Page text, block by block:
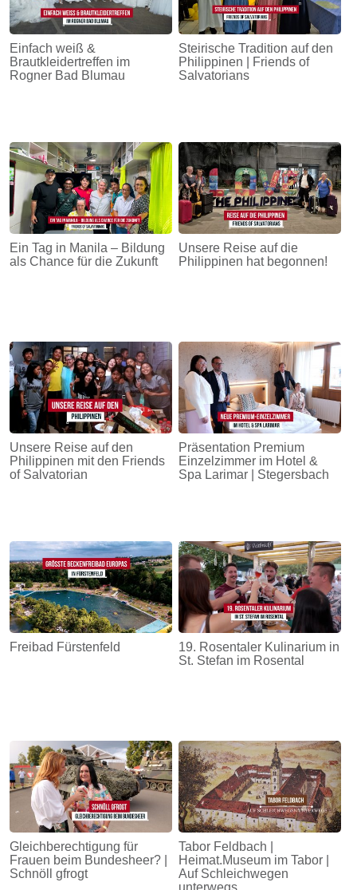
Einfach weiß &
Brautkleidertreffen im
Rogner Bad Blumau
Steirische Tradition auf den
Philippinen | Friends of
Salvatorians
Ein Tag in Manila – Bildung
als Chance für die Zukunft
Unsere Reise auf die
Philippinen hat begonnen!
Unsere Reise auf den
Philippinen mit den Friends
of Salvatorian
Präsentation Premium
Einzelzimmer im Hotel &
Spa Larimar | Stegersbach
Freibad Fürstenfeld
19. Rosentaler Kulinarium in
St. Stefan im Rosental
Gleichberechtigung für
Frauen beim Bundesheer? |
Schnöll gfrogt
Tabor Feldbach |
Heimat.Museum im Tabor |
Auf Schleichwegen
unterwegs